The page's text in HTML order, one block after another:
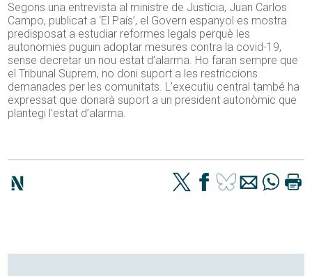
Segons una entrevista al ministre de Justícia, Juan Carlos
Campo, publicat a ‘El País’, el Govern espanyol es mostra
predisposat a estudiar reformes legals perquè les
autonomies puguin adoptar mesures contra la covid-19,
sense decretar un nou estat d’alarma. Ho faran sempre que
el Tribunal Suprem, no doni suport a les restriccions
demanades per les comunitats. L’executiu central també ha
expressat que donarà suport a un president autonòmic que
plantegi l’estat d’alarma.